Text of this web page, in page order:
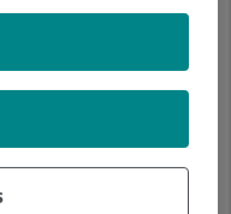
d'aquesta
amb
Digestiu.